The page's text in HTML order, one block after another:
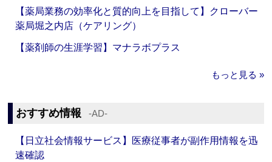
【薬局業務の効率化と質的向上を目指して】クローバー
薬局堀之内店（ケアリング）
【薬剤師の生涯学習】マナラボプラス
もっと見る »
おすすめ情報 ‐AD‐
【日立社会情報サービス】医療従事者が副作用情報を迅
速確認